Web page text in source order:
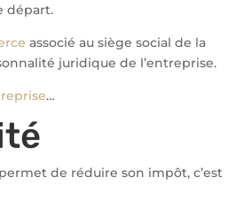
départ.
associé au siège social de la
juridique de l’entreprise.
…
de réduire son impôt, c’est